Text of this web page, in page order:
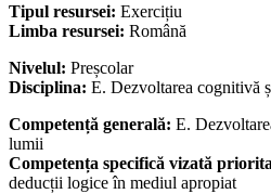
Tipul resursei: Exercițiu
Limba resursei: Română
Nivelul: Preșcolar
Disciplina: E. Dezvoltarea cognitivă
Competență generală: E.
lumii
Competența specifică vizată
deducții logice în mediul apropiat